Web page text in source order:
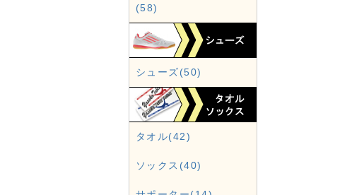
(58)
シューズ(50)
タオル(42)
ソックス(40)